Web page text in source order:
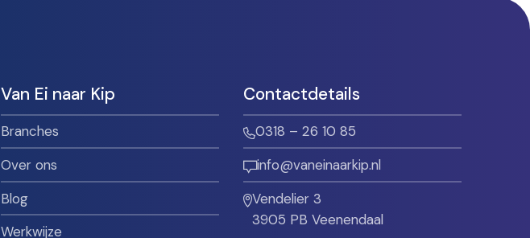
Van Ei naar Kip
Branches
Over ons
Blog
Werkwijze
Contactdetails
0318 – 26 10 85
info@vaneinaarkip.nl
Vendelier 3
3905 PB Veenendaal